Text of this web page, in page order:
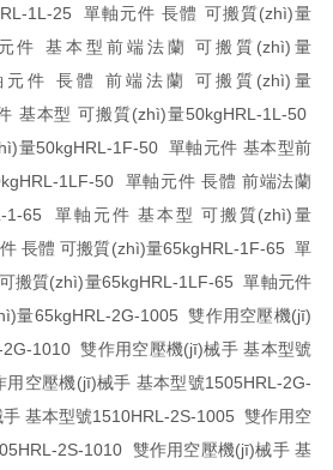
1L-25 單軸元件 長體 可搬質(zhì)量
件 基本型前端法蘭 可搬質(zhì)量
元件 長體 前端法蘭 可搬質(zhì)量
基本型 可搬質(zhì)量50kgHRL-1L-50
量50kgHRL-1F-50 單軸元件 基本型前
HRL-1LF-50 單軸元件 長體 前端法蘭
1-65 單軸元件 基本型 可搬質(zhì)量
長體 可搬質(zhì)量65kgHRL-1F-65 單
搬質(zhì)量65kgHRL-1LF-65 單軸元件
量65kgHRL-2G-1005 雙作用空壓機(jī)
2G-1010 雙作用空壓機(jī)械手 基本型號
空壓機(jī)械手 基本型號1505HRL-2G-
基本型號1510HRL-2S-1005 雙作用空
HRL-2S-1010 雙作用空壓機(jī)械手 基